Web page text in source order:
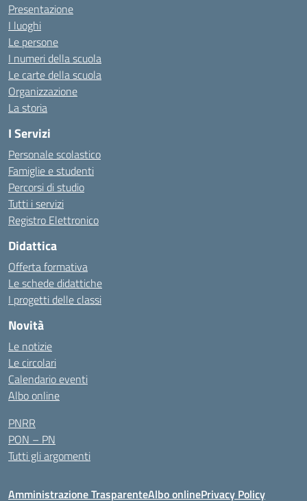
Presentazione
I luoghi
Le persone
I numeri della scuola
Le carte della scuola
Organizzazione
La storia
I Servizi
Personale scolastico
Famiglie e studenti
Percorsi di studio
Tutti i servizi
Registro Elettronico
Didattica
Offerta formativa
Le schede didattiche
I progetti delle classi
Novità
Le notizie
Le circolari
Calendario eventi
Albo online
PNRR
PON – PN
Tutti gli argomenti
Amministrazione TrasparenteAlbo onlinePrivacy Policy